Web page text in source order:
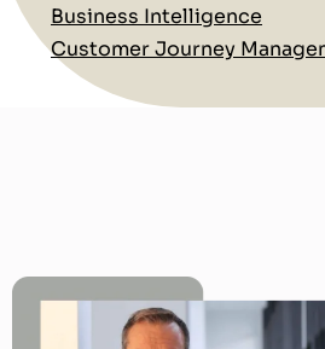
Busi­ness Intel­li­gence
Cus­tomer Jour­ney